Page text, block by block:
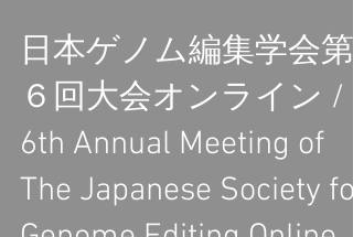
日本ゲノム編集学会第
６回大会オンライン /
6th Annual Meeting of